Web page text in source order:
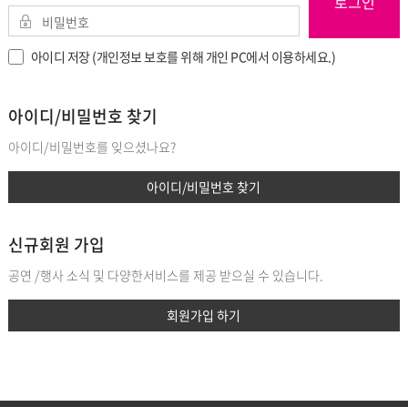
아이디 저장 (개인정보 보호를 위해 개인 PC에서 이용하세요.)
아이디/비밀번호 찾기
아이디/비밀번호를 잊으셨나요?
아이디/비밀번호 찾기
신규회원 가입
공연 /행사 소식 및 다양한서비스를 제공 받으실 수 있습니다.
회원가입 하기